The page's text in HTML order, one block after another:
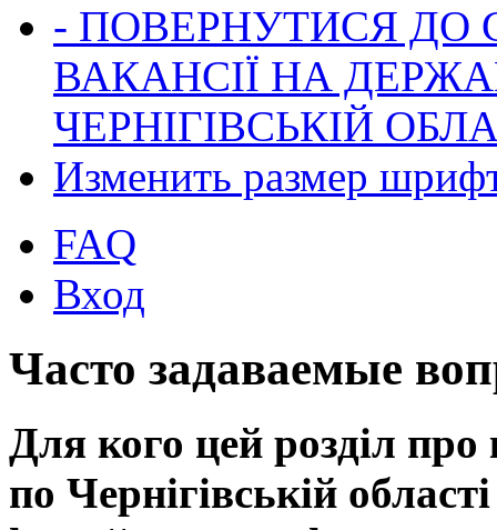
- ПОВЕРНУТИСЯ ДО
ВАКАНСІЇ НА
ЧЕРНІГІВСЬКІЙ
Изменить размер
FAQ
Вход
Часто задаваемые
Для кого цей розділ
по Чернігівській